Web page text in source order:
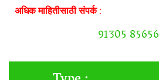
अधिक माहितीसाठी संपर्क :
91305 85656